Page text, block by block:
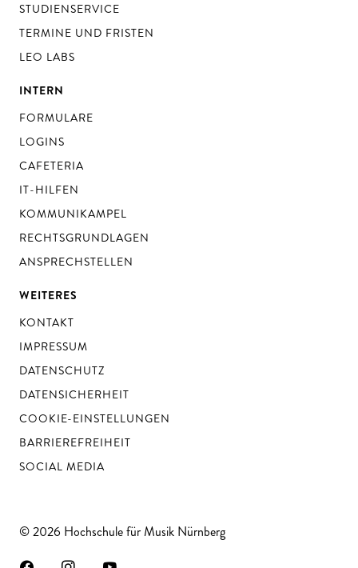
STUDIENSERVICE
TERMINE UND FRISTEN
LEO LABS
INTERN
FORMULARE
LOGINS
CAFETERIA
IT-HILFEN
KOMMUNIKAMPEL
RECHTSGRUNDLAGEN
ANSPRECHSTELLEN
WEITERES
KONTAKT
IMPRESSUM
DATENSCHUTZ
DATENSICHERHEIT
COOKIE-EINSTELLUNGEN
BARRIEREFREIHEIT
SOCIAL MEDIA
© 2026 Hochschule für Musik Nürnberg